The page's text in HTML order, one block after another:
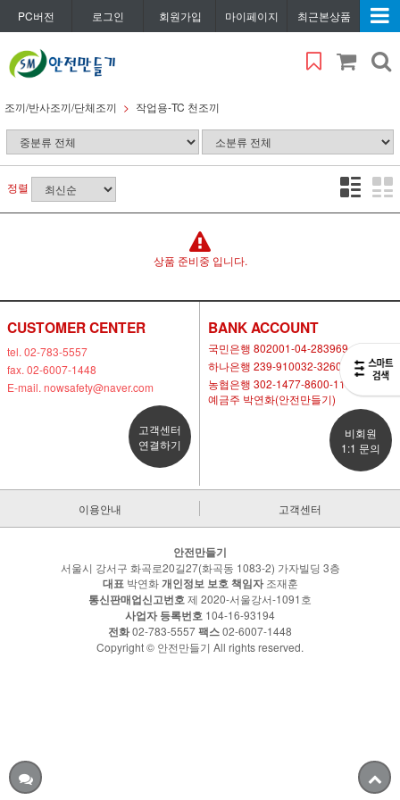
PC버전 로그인 회원가입 마이페이지 최근본상품
조끼/반사조끼/단체조끼 작업용-TC 천조끼
정렬
상품 준비중 입니다.
CUSTOMER CENTER
tel. 02-783-5557
fax. 02-6007-1448
E-mail. nowsafety@naver.com
고객센터
연결하기
BANK ACCOUNT
국민은행 802001-04-283969
하나은행 239-910032-32604
농협은행 302-1477-8600-11
예금주 박연화(안전만들기)
비회원
1:1 문의
이용안내 고객센터
안전만들기
서울시 강서구 화곡로20길27(화곡동 1083-2) 가자빌딩 3층
대표 박연화개인정보 보호 책임자조재훈
통신판매업신고번호제 2020-서울강서-1091호
사업자 등록번호 104-16-93194
전화02-783-5557팩스02-6007-1448
Copyright © 안전만들기 All rights reserved.